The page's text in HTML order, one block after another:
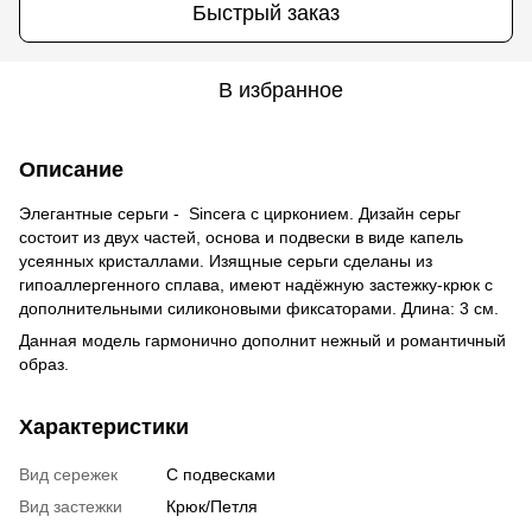
Быстрый заказ
В избранное
Описание
Элегантные серьги - Sincera с цирконием. Дизайн серьг
состоит из двух частей, основа и подвески в виде капель
усеянных кристаллами. Изящные серьги сделаны из
гипоаллергенного сплава, имеют надёжную застежку-крюк с
дополнительными силиконовыми фиксаторами. Длина: 3 см.
Данная модель гармонично дополнит нежный и романтичный
образ.
Характеристики
Вид сережек
С подвесками
Вид застежки
Крюк/Петля